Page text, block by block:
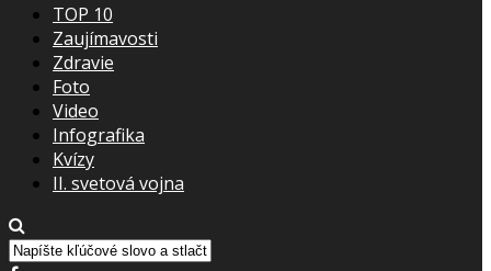
TOP 10
Zaujímavosti
Zdravie
Foto
Video
Infografika
Kvízy
II. svetová vojna